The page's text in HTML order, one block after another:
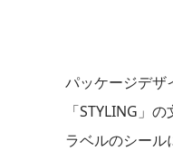
パッケージデザ
「STYLING」
ラベルのシール